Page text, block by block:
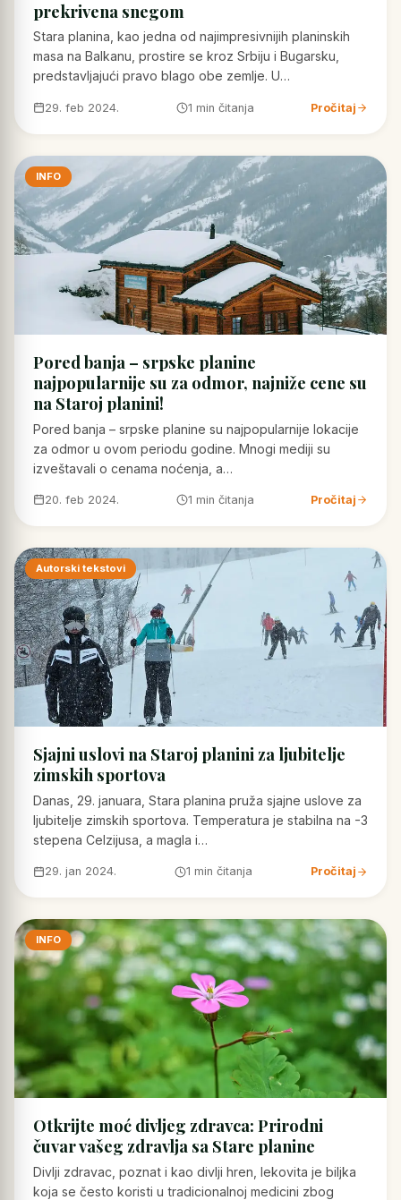
prekrivena snegom
Stara planina, kao jedna od najimpresivnijih planinskih
masa na Balkanu, prostire se kroz Srbiju i Bugarsku,
predstavljajući pravo blago obe zemlje. U…
29. feb 2024. 1 min čitanja Pročitaj
INFO
Pored banja – srpske planine
najpopularnije su za odmor, najniže cene su
na Staroj planini!
Pored banja – srpske planine su najpopularnije lokacije
za odmor u ovom periodu godine. Mnogi mediji su
izveštavali o cenama noćenja, a…
20. feb 2024. 1 min čitanja Pročitaj
Autorski tekstovi
Sjajni uslovi na Staroj planini za ljubitelje
zimskih sportova
Danas, 29. januara, Stara planina pruža sjajne uslove za
ljubitelje zimskih sportova. Temperatura je stabilna na -3
stepena Celzijusa, a magla i…
29. jan 2024. 1 min čitanja Pročitaj
INFO
Otkrijte moć divljeg zdravca: Prirodni
čuvar vašeg zdravlja sa Stare planine
Divlji zdravac, poznat i kao divlji hren, lekovita je biljka
koja se često koristi u tradicionalnoj medicini zbog